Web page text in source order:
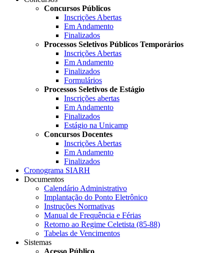
Concursos Públicos
Inscrições Abertas
Em Andamento
Finalizados
Processos Seletivos Públicos Temporários
Inscrições Abertas
Em Andamento
Finalizados
Formulários
Processos Seletivos de Estágio
Inscrições abertas
Em Andamento
Finalizados
Estágio na Unicamp
Concursos Docentes
Inscrições Abertas
Em Andamento
Finalizados
Cronograma SIARH
Documentos
Calendário Administrativo
Implantação do Ponto Eletrônico
Instruções Normativas
Manual de Frequência e Férias
Retorno ao Regime Celetista (85-88)
Tabelas de Vencimentos
Sistemas